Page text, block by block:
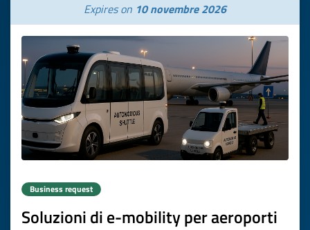
Expires on 10 novembre 2026
Business request
Soluzioni di e-mobility per aeroporti